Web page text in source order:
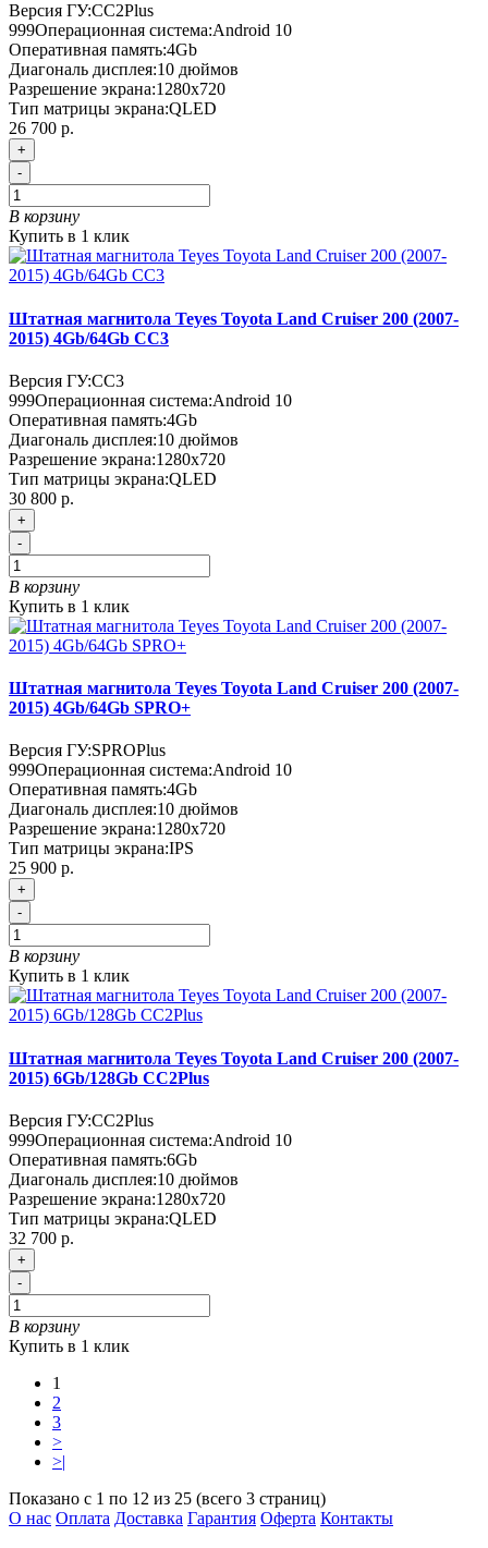
Версия ГУ:CC2Plus
999Операционная система:Android 10
Оперативная память:4Gb
Диагональ дисплея:10 дюймов
Разрешение экрана:1280x720
Тип матрицы экрана:QLED
26 700 р.
+
-
В корзину
Купить в 1 клик
Штатная магнитола Teyes Toyota Land Cruiser 200 (2007-
2015) 4Gb/64Gb CC3
Версия ГУ:CC3
999Операционная система:Android 10
Оперативная память:4Gb
Диагональ дисплея:10 дюймов
Разрешение экрана:1280x720
Тип матрицы экрана:QLED
30 800 р.
+
-
В корзину
Купить в 1 клик
Штатная магнитола Teyes Toyota Land Cruiser 200 (2007-
2015) 4Gb/64Gb SPRO+
Версия ГУ:SPROPlus
999Операционная система:Android 10
Оперативная память:4Gb
Диагональ дисплея:10 дюймов
Разрешение экрана:1280x720
Тип матрицы экрана:IPS
25 900 р.
+
-
В корзину
Купить в 1 клик
Штатная магнитола Teyes Toyota Land Cruiser 200 (2007-
2015) 6Gb/128Gb CC2Plus
Версия ГУ:CC2Plus
999Операционная система:Android 10
Оперативная память:6Gb
Диагональ дисплея:10 дюймов
Разрешение экрана:1280x720
Тип матрицы экрана:QLED
32 700 р.
+
-
В корзину
Купить в 1 клик
1
2
3
>
>|
Показано с 1 по 12 из 25 (всего 3 страниц)
О нас Оплата Доставка Гарантия Оферта Контакты